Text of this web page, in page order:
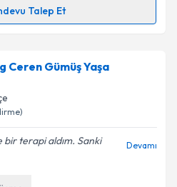
Talep Et
e-posta ile
Ceren Gümüş Yaşa
terapi aldım. Sanki
Devamı